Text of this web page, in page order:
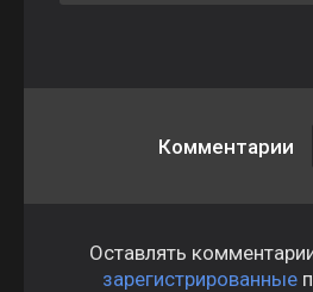
Комментарии
Оставлять
зарегистрированные